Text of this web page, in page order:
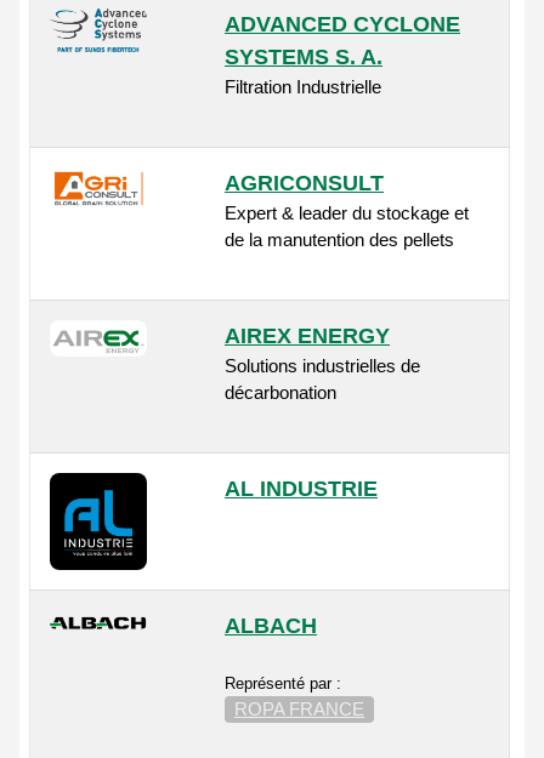
ADVANCED CYCLONE
SYSTEMS S. A.
Filtration Industrielle
AGRICONSULT
Expert & leader du stockage et
de la manutention des pellets
AIREX ENERGY
Solutions industrielles de
décarbonation
AL INDUSTRIE
ALBACH
Représenté par :
ROPA FRANCE